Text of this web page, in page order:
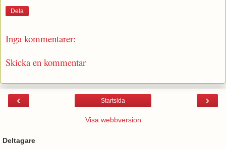
Dela
Inga kommentarer:
Skicka en kommentar
‹ ›
Startsida
Visa webbversion
Deltagare